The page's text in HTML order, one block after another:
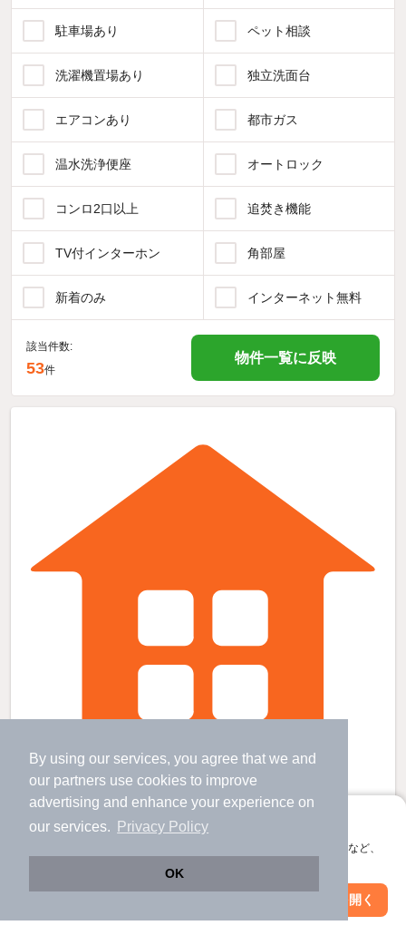
By using our services, you agree that we and
our partners use cookies to improve
advertising and enhance your experience on
our services.
Privacy Policy
OK
アプリに切り替えて、サクサクお部屋探し
会員登録なしですぐ使える。マップ検索やお気に入り保存など、
アプリを開く
駐車場あり ペット相談
洗濯機置場あり 独立洗面台
エアコンあり 都市ガス
温水洗浄便座 オートロック
コンロ2口以上 追焚き機能
TV付インターホン 角部屋
新着のみ インターネット無料
該当件数:
53件
物件一覧に反映
阿漕駅より徒歩25分 築47年10ヶ月 2階建の賃貸物件
南が丘駅 歩 36分 （名古屋線）
阿漕駅 歩 25分 （紀勢線）
2階建 / 47年10ヶ月 / 木造
絞り込み条件を変更